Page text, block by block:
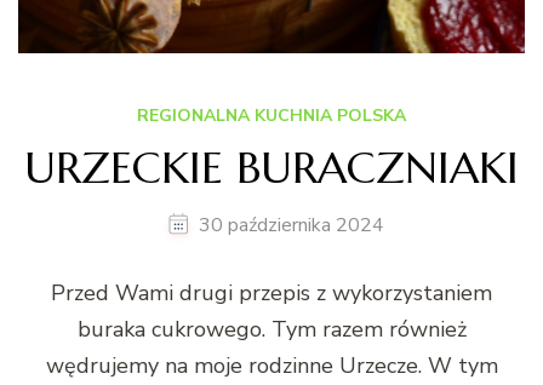
REGIONALNA KUCHNIA POLSKA
URZECKIE BURACZNIAKI
30 października 2024
Przed Wami drugi przepis z wykorzystaniem
buraka cukrowego. Tym razem również
wędrujemy na moje rodzinne Urzecze. W tym